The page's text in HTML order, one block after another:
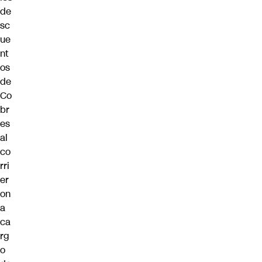
de
sc
ue
nt
os
de
Co
br
es
al
co
rri
er
on
a
ca
rg
o